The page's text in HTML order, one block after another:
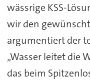
wässrige KSS-
wir den
argumentiert der
„Wasser leitet die
das beim